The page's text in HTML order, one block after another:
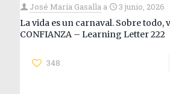
José María Gasalla a
3 junio, 2026
La vida es un carnaval. Sobre todo,
CONFIANZA – Learning Letter 222
348